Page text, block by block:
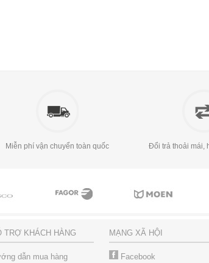
Miễn phí vận chuyển toàn quốc Đổi trả thoải mái,
TRỢ KHÁCH HÀNG
dẫn mua hàng
MẠNG XÃ HỘI
Facebook